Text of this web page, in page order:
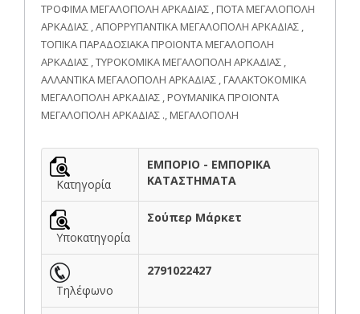
ΤΡΟΦΙΜΑ ΜΕΓΑΛΟΠΟΛΗ ΑΡΚΑΔΙΑΣ , ΠΟΤΑ ΜΕΓΑΛΟΠΟΛΗ
ΑΡΚΑΔΙΑΣ , ΑΠΟΡΡΥΠΑΝΤΙΚΑ ΜΕΓΑΛΟΠΟΛΗ ΑΡΚΑΔΙΑΣ ,
ΤΟΠΙΚΑ ΠΑΡΑΔΟΣΙΑΚΑ ΠΡΟΙΟΝΤΑ ΜΕΓΑΛΟΠΟΛΗ
ΑΡΚΑΔΙΑΣ , ΤΥΡΟΚΟΜΙΚΑ ΜΕΓΑΛΟΠΟΛΗ ΑΡΚΑΔΙΑΣ ,
ΑΛΛΑΝΤΙΚΑ ΜΕΓΑΛΟΠΟΛΗ ΑΡΚΑΔΙΑΣ , ΓΑΛΑΚΤΟΚΟΜΙΚΑ
ΜΕΓΑΛΟΠΟΛΗ ΑΡΚΑΔΙΑΣ , ΡΟΥΜΑΝΙΚΑ ΠΡΟΙΟΝΤΑ
ΜΕΓΑΛΟΠΟΛΗ ΑΡΚΑΔΙΑΣ ., ΜΕΓΑΛΟΠΟΛΗ
Κατηγορία
ΕΜΠΟΡΙΟ - ΕΜΠΟΡΙΚΑ
ΚΑΤΑΣΤΗΜΑΤΑ
Υποκατηγορία
Σούπερ Μάρκετ
Τηλέφωνο
2791022427